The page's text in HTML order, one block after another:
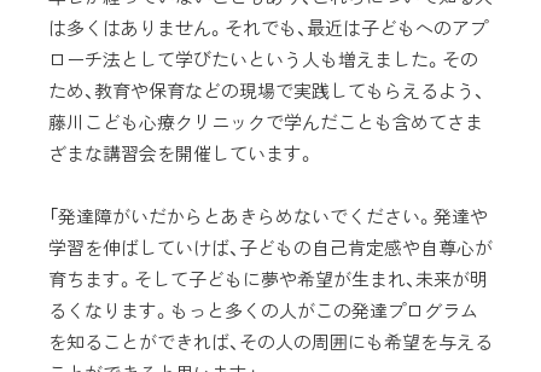
は多くはありません。それでも、最近は子どもへのアプ
ローチ法として学びたいという人も増えました。その
ため、教育や保育などの現場で実践してもらえるよう、
藤川こども心療クリニックで学んだことも含めてさま
ざまな講習会を開催しています。
「発達障がいだからとあきらめないでください。発達や
学習を伸ばしていけば、子どもの自己肯定感や自尊心が
育ちます。そして子どもに夢や希望が生まれ、未来が明
るくなります。もっと多くの人がこの発達プログラム
を知ることができれば、その人の周囲にも希望を与える